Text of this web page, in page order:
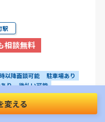
駅
相談無料
以降面談可能
駐車場あり
り
後払い可能
談可能
完全個室
可能 物損事故の相談可能
変える